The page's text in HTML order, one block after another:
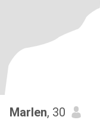
Marlen, 30